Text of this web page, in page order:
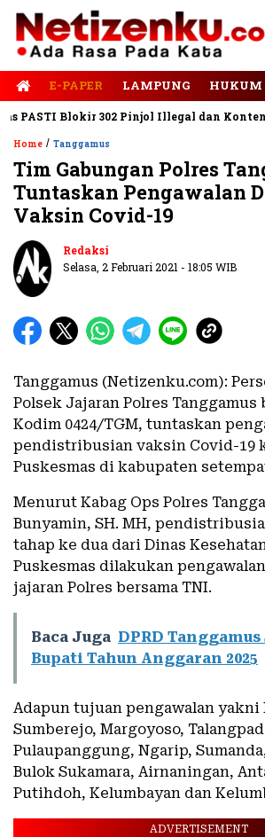
E-PAPER LAMPUNG HUKUM
Blokir 302 Pinjol Illegal dan Konten
Home / Tanggamus
Tim Gabungan Polres
Tuntaskan Pengawalan
Vaksin Covid-19
Redaksi
Selasa, 2 Februari 2021 - 18:05 WIB
Tanggamus (Netizenku.com):
Polsek Jajaran Polres Tanggamus
Kodim 0424/TGM, tuntaskan
pendistribusian vaksin Covid-19
Puskesmas di kabupaten
Menurut Kabag Ops Polres
Bunyamin, SH. MH,
tahap ke dua dari Dinas
Puskesmas dilakukan
jajaran Polres bersama TNI.
Baca Juga DPRD
Bupati Tahun Anggaran 2025
Adapun tujuan pengawalan yakni
Sumberejo, Margoyoso,
Pulaupanggung, Ngarip,
Bulok Sukamara, Airnaningan,
Putihdoh, Kelumbayan dan
ADVERTISEMENT